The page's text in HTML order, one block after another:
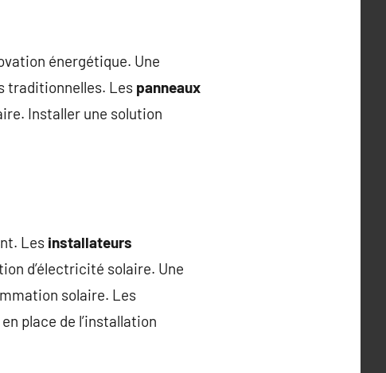
énergétique. Une
traditionnelles. Les panneaux
Installer une solution
Les installateurs
d’électricité solaire. Une
solaire. Les
place de l’installation